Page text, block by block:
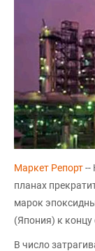
Маркет Репорт--
планах
марок
(Япония) к концу
В число